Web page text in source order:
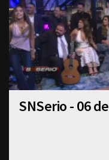
SNSerio - 06